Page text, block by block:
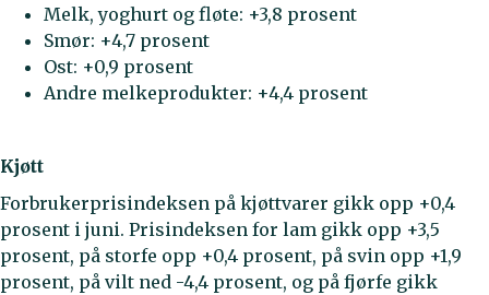
Melk, yoghurt og fløte: +3,8 prosent
Smør: +4,7 prosent
Ost: +0,9 prosent
Andre melkeprodukter: +4,4 prosent
Kjøtt
Forbrukerprisindeksen på kjøttvarer gikk opp +0,4
prosent i juni. Prisindeksen for lam gikk opp +3,5
prosent, på storfe opp +0,4 prosent, på svin opp +1,9
prosent, på vilt ned -4,4 prosent, og på fjørfe gikk